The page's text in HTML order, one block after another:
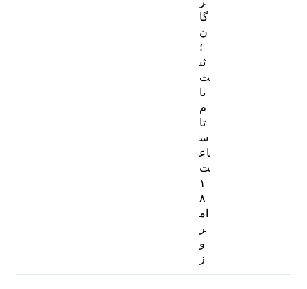
گا
ن
؛
ثب
ت‌
نا
م
تا
س
اع
ت
۱
۸
ام
ر
و
ز